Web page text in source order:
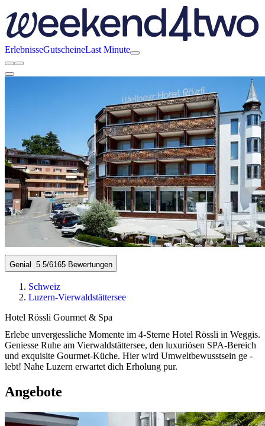
ErlebnisseGutscheineLast Minute
Genial 5.5/6165 Bewertungen
Schweiz
Luzern-Vierwaldstättersee
Hotel Rössli Gourmet & Spa
Erlebe unvergessliche Momente im 4-Sterne Hotel Rössli in Weggis.
Geniesse Ruhe am Vierwaldstättersee, den luxuriösen SPA-Bereich
und exquisite Gourmet-Küche. Hier wird Umweltbewusstsein ge -
lebt! Nahe Luzern erwartet dich Erholung pur.
Angebote